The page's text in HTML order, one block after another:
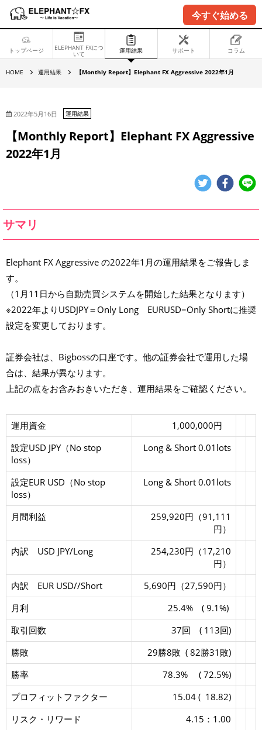
今すぐ始める
トップページ ELEPHANT FXにつ
いて 運用結果 サポート コラム
HOME
h
R
p
e
h
F
X
g
e
s
2
2
年
運用結果 【Monthly Report】Elephant FX Aggressive 2022年1月
2022年5月16日 運用結果
【Monthly Report】Elephant FX Aggressive
2022年1月
サマリ
Elephant FX Aggressive の2022年1月の運用結果をご報告しま
す。
（1月11日から自動売買システムを開始した結果となります）
※2022年よりUSDJPY＝Only Long EURUSD=Only Shortに推奨
設定を変更しております。
証券会社は、Bigbossの口座です。他の証券会社で運用した場
合は、結果が異なります。
上記の点をお含みおきいただき、運用結果をご確認ください。
運用資金
1,000,000円
設定USD JPY（No stop
loss）
Long & Short 0.01lots
設定EUR USD（No stop
loss）
Long & Short 0.01lots
月間利益
259,920円（91,111
円）
内訳 USD JPY/Long
254,230円（17,210
円）
内訳 EUR USD//Short
5,690円（27,590円）
月利
25.4% ( 9.1%)
取引回数
37回 ( 113回)
勝敗
29勝8敗 ( 82勝31敗)
勝率
78.3% ( 72.5%)
プロフィットファクター
15.04 ( 18.82)
リスク・リワード
4.15：1.00